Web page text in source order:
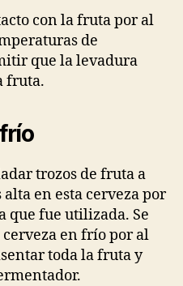
con la fruta por al
de
que la levadura
fruta.
trozos de fruta a
en esta cerveza por
que fue utilizada. Se
en frío por al
toda la fruta y